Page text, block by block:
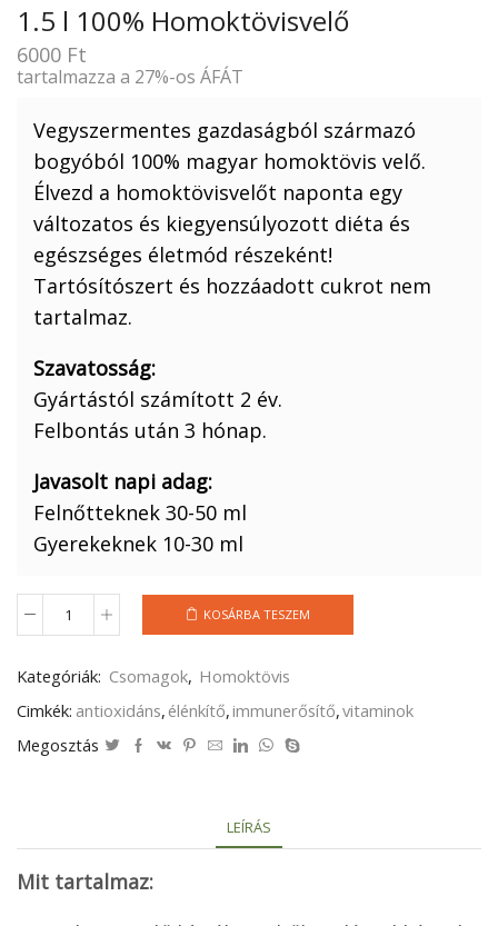
1.5 l 100% Homoktövisvelő
6000 Ft
tartalmazza a 27%-os ÁFÁT
Vegyszermentes gazdaságból származó
bogyóból 100% magyar homoktövis velő.
Élvezd a homoktövisvelőt naponta egy
változatos és kiegyensúlyozott diéta és
egészséges életmód részeként!
Tartósítószert és hozzáadott cukrot nem
tartalmaz.
Szavatosság:
Gyártástól számított 2 év.
Felbontás után 3 hónap.
Javasolt napi adag:
Felnőtteknek 30-50 ml
Gyerekeknek 10-30 ml
1.5
l
Homoktövisvelő
mennyiség
KOSÁRBA TESZEM
Kategóriák: Csomagok, Homoktövis
Cimkék: antioxidáns, élénkítő,immunerősítő,vitaminok
Megosztás
LEÍRÁS
Mit tartalmaz: